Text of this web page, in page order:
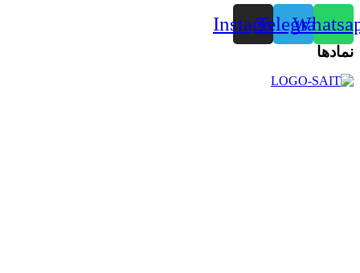
Telegram
Instagram
نمادها